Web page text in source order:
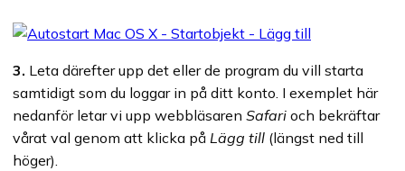
3. Leta därefter upp det eller de program du vill starta
samtidigt som du loggar in på ditt konto. I exemplet här
nedanför letar vi upp webbläsaren Safari och bekräftar
vårat val genom att klicka på Lägg till (längst ned till
höger).